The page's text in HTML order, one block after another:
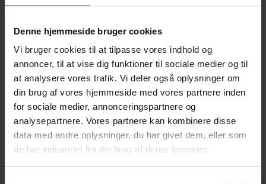
Denne hjemmeside bruger cookies
Vi bruger cookies til at tilpasse vores indhold og
annoncer, til at vise dig funktioner til sociale medier og til
at analysere vores trafik. Vi deler også oplysninger om
din brug af vores hjemmeside med vores partnere inden
for sociale medier, annonceringspartnere og
analysepartnere. Vores partnere kan kombinere disse
data med andre oplysninger, du har givet dem, eller som
de har indsamlet fra din brug af deres tjenester.
Supreme filet m. første
vingeled 2,5 kg – Fersk
2,5 kg.
kr.430,00
Tilføj til kurv
Vis detaljer